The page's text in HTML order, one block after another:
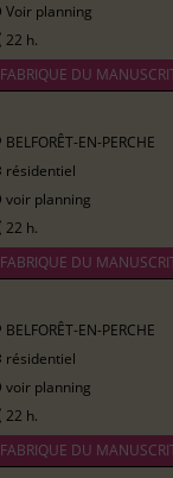
Voir planning
22 h.
FABRIQUE DU
BELFORÊT-EN-PERCHE
résidentiel
voir planning
22 h.
FABRIQUE DU
BELFORÊT-EN-PERCHE
résidentiel
voir planning
22 h.
FABRIQUE DU